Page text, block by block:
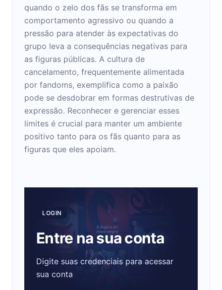
quando o zelo dos fãs se transforma em
comportamento agressivo ou quando a
pressão para atender às expectativas do
grupo leva a consequências negativas para
as figuras públicas. A cultura de
cancelamento, frequentemente alimentada
por fandoms, exemplifica como a paixão
pode se desdobrar em formas destrutivas de
expressão. Reconhecer e gerenciar esses
limites é crucial para manter um ambiente
positivo tanto para os fãs quanto para as
figuras que eles apoiam.
LOGIN
Entre na sua conta
Digite suas credenciais para acessar
sua conta